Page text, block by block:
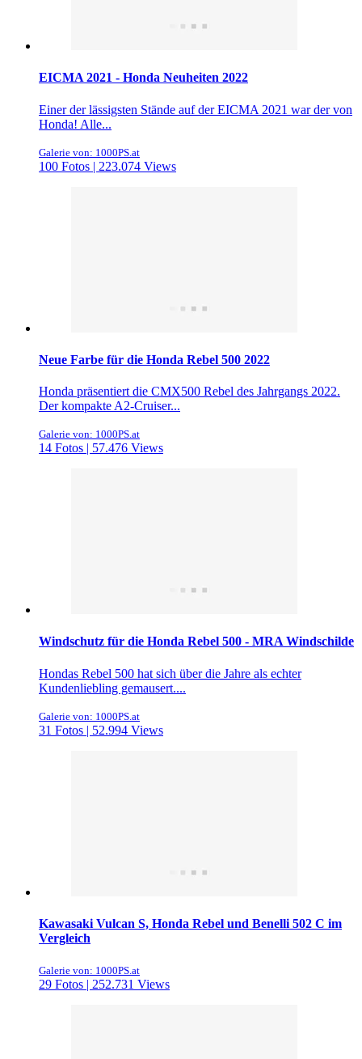
EICMA 2021 - Honda Neuheiten 2022
Einer der lässigsten Stände auf der EICMA 2021 war der von
Honda! Alle...
Galerie von: 1000PS.at
100 Fotos | 223.074 Views
Neue Farbe für die Honda Rebel 500 2022
Honda präsentiert die CMX500 Rebel des Jahrgangs 2022.
Der kompakte A2-Cruiser...
Galerie von: 1000PS.at
14 Fotos | 57.476 Views
Windschutz für die Honda Rebel 500 - MRA Windschilde
Hondas Rebel 500 hat sich über die Jahre als echter
Kundenliebling gemausert....
Galerie von: 1000PS.at
31 Fotos | 52.994 Views
Kawasaki Vulcan S, Honda Rebel und Benelli 502 C im
Vergleich
Galerie von: 1000PS.at
29 Fotos | 252.731 Views